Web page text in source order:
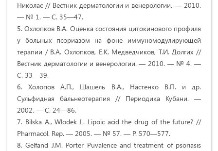
Николас // Вестник дерматологии и венерологии. — 2010.
— № 1. — С. 35—47.
5. Охлопков В.А. Оценка состояния цитокинового профиля
у больных псориазом на фоне иммуномодулирующей
терапии / В.А. Охлопков, Е.К. Медведчиков, Т.И. Долгих //
Вестник дерматологии и венерологии. — 2010. — № 4. —
С. 33—39.
6. Холопов А.П., Шашель В.А., Настенко В.П. и др.
Сульфидная бальнеотерапия // Периодика Кубани. —
2002. — С. 24—86.
7. Bilska A., Wlodek L. Lipoic acid the drug of the future? //
Pharmacol. Rep. — 2005. — № 57. — Р. 570—577.
8. Gelfand J.M. Porter Puvalence and treatment of psoriasis